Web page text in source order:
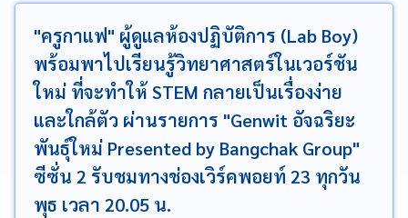
"ครูกาแฟ" ผู้ดูแลห้องปฏิบัติการ (Lab Boy)
พร้อมพาไปเรียนรู้วิทยาศาสตร์ในเวอร์ชัน
ใหม่ ที่จะทำให้ STEM กลายเป็นเรื่องง่าย
และใกล้ตัว ผ่านรายการ "Genwit อัจฉริยะ
พันธุ์ใหม่ Presented by Bangchak Group"
ซีซั่น 2 รับชมทางช่องเวิร์คพอยท์ 23 ทุกวัน
พุธ เวลา 20.05 น.